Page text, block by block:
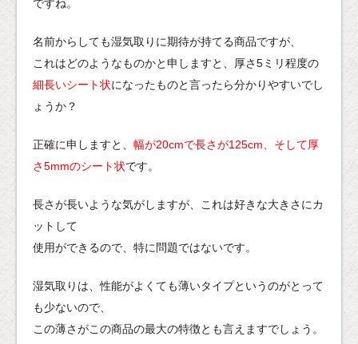
ですね。
名前からしても湿気取りに期待が持てる商品ですが、
これはどのようなものかと申しますと、厚さ5ミリ程度の
細長いシート状になったものと言ったら分かりやすいでし
ょうか？
正確に申しますと、 幅が20cmで長さが125cm、そして厚
さ5mmのシート状です。
長さが長いような気がしますが、これは好きな大きさにカ
ットして
使用ができるので、特に問題ではないです。
湿気取りは、性能がよくても薄いタイプというのがとって
も少ないので、
この薄さがこの商品の最大の特徴とも言えますでしょう。